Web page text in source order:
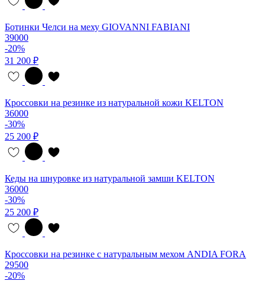
Ботинки Челси на меху GIOVANNI FABIANI
39000
-20%
31 200 ₽
Кроссовки на резинке из натуральной кожи KELTON
36000
-30%
25 200 ₽
Кеды на шнуровке из натуральной замши KELTON
36000
-30%
25 200 ₽
Кроссовки на резинке с натуральным мехом ANDIA FORA
29500
-20%